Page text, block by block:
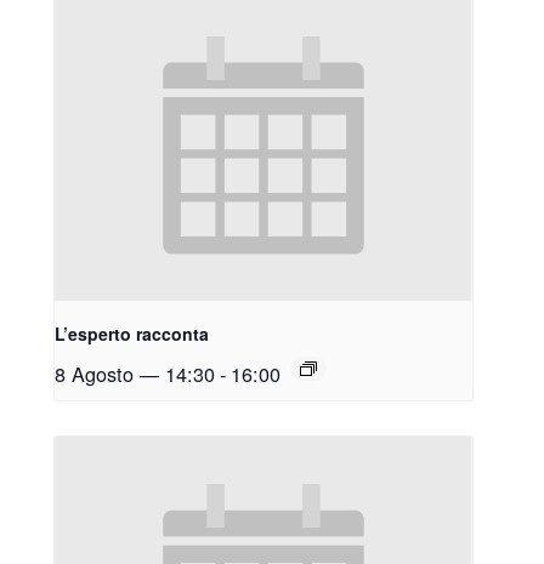
L’esperto racconta
8 Agosto — 14:30- 16:00